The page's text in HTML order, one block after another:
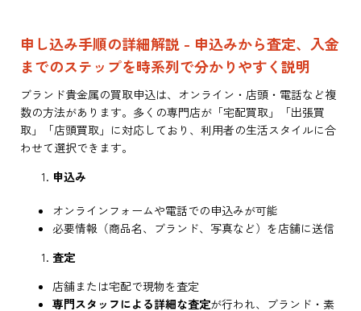
申し込み手順の詳細解説 - 申込みから査定、入金
までのステップを時系列で分かりやすく説明
ブランド貴金属の買取申込は、オンライン・店頭・電話など複
数の方法があります。多くの専門店が「宅配買取」「出張買
取」「店頭買取」に対応しており、利用者の生活スタイルに合
わせて選択できます。
申込み
オンラインフォームや電話での申込みが可能
必要情報（商品名、ブランド、写真など）を店舗に送信
査定
店舗または宅配で現物を査定
専門スタッフによる詳細な査定が行われ、ブランド・素